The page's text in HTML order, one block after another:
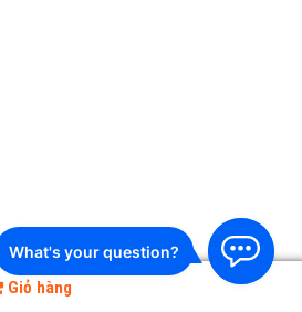
Giỏ hàng